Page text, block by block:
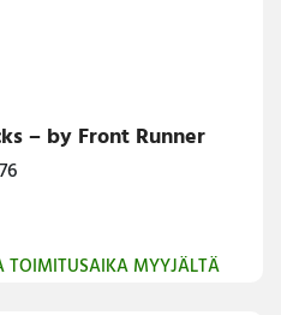
– by Front Runner
TOIMITUSAIKA MYYJÄLTÄ